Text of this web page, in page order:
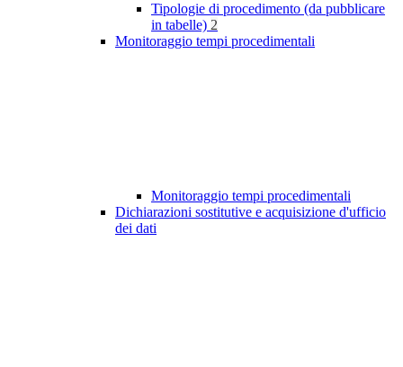
Tipologie di procedimento (da pubblicare
in tabelle) 2
Monitoraggio tempi procedimentali
Monitoraggio tempi procedimentali
Dichiarazioni sostitutive e acquisizione d'ufficio
dei dati